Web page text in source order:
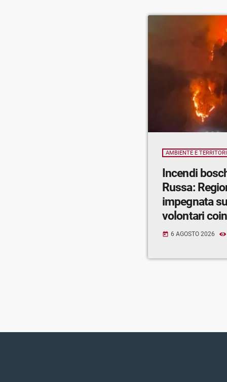
AMBIENTE E
Incendi
Russa:
impegnata
volontari
di Lecco,
today 6 AGOSTO 2026